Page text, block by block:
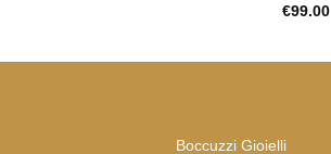
€99.00
Boccuzzi Gioielli